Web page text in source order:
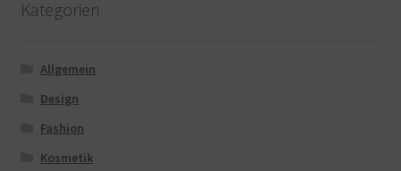
Kategorien
Allgemein
Design
Fashion
Kosmetik